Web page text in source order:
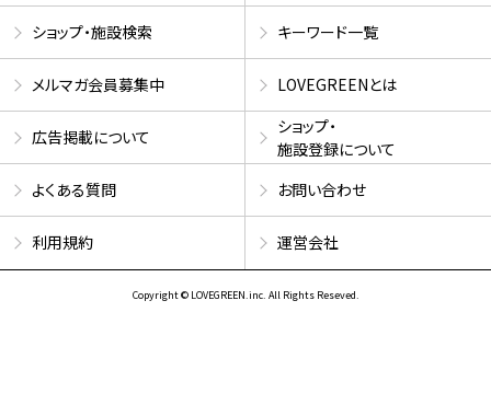
ショップ・施設検索 キーワード一覧
メルマガ会員募集中 LOVEGREENとは
広告掲載について
ショップ・
施設登録について
よくある質問
お問い合わせ
利用規約 運営会社
Copyright © LOVEGREEN.inc. All Rights Reseved.